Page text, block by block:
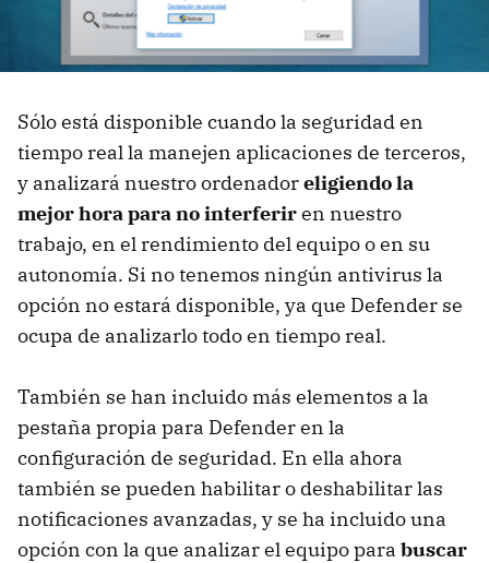
Sólo está disponible cuando la seguridad en
tiempo real la manejen aplicaciones de terceros,
y analizará nuestro ordenadoreligiendo la
mejor hora para no interferiren nuestro
trabajo, en el rendimiento del equipo o en su
autonomía. Si no tenemos ningún antivirus la
opción no estará disponible, ya que Defender se
ocupa de analizarlo todo en tiempo real.
También se han incluido más elementos a la
pestaña propia para Defender en la
configuración de seguridad. En ella ahora
también se pueden habilitar o deshabilitar las
notificaciones avanzadas, y se ha incluido una
opción con la que analizar el equipo para buscar